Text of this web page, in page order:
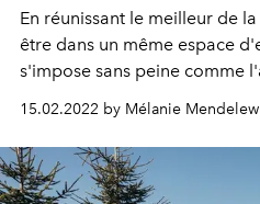
En réunissant le meilleur de
être dans un même espace
s'impose sans peine comme
du paysage hôtelier mégevan.
15.02.2022 by Mélanie